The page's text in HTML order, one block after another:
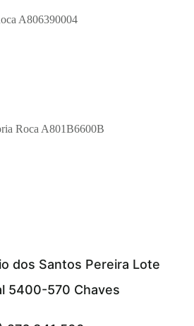
A806390004
Roca A801B6600B
dos Santos Pereira Lote
5400-570 Chaves